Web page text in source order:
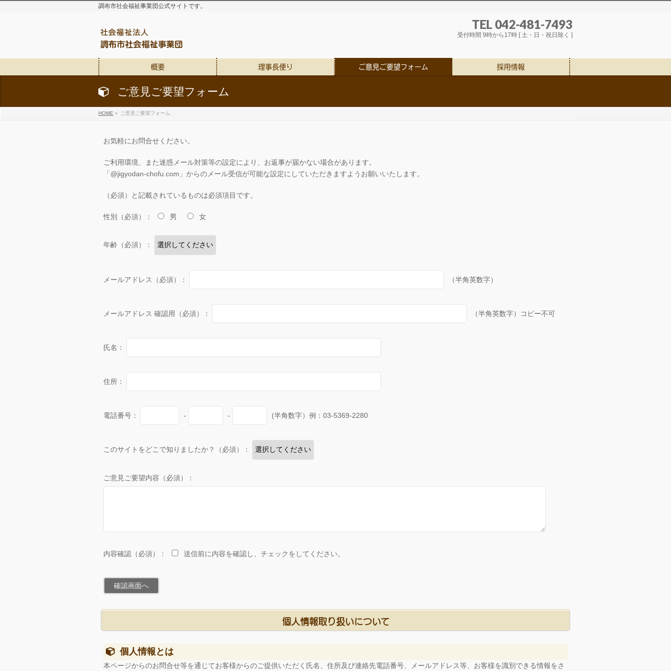
調布市社会福祉事業団公式サイトです。
TEL 042-481-7493
受付時間 9時から17時 [ 土・日・祝日除く ]
概要 理事長便り ご意見ご要望フォーム 採用情報
ご意見ご要望フォーム
HOME » ご意見ご要望フォーム
お気軽にお問合せください。
ご利用環境、また迷惑メール対策等の設定により、お返事が届かない場合があります。
「@jigyodan-chofu.com」からのメール受信が可能な設定にしていただきますようお願いいたします。
（必須）と記載されているものは必須項目です。
性別（必須）： 男 女
年齢（必須）：
メールアドレス（必須）： （半角英数字）
メールアドレス 確認用（必須）： （半角英数字）コピー不可
氏名：
住所：
電話番号： - - (半角数字）例：03-5369-2280
このサイトをどこで知りましたか？（必須）：
ご意見ご要望内容（必須）：
内容確認（必須）： 送信前に内容を確認し、チェックをしてください。
個人情報取り扱いについて
個人情報とは
本ページからのお問合せ等を通じてお客様からのご提供いただく氏名、住所及び連絡先電話番号、メールアドレス等、お客様を識別できる情報をさ